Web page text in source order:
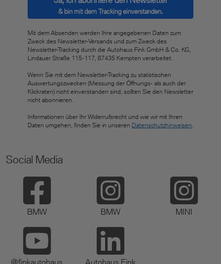
& bin mit dem Tracking einverstanden.
Mit dem Absenden werden Ihre angegebenen Daten zum
Zweck des Newsletter-Versands und zum Zweck des
Newsletter-Tracking durch die Autohaus Fink GmbH & Co. KG,
Lindauer Straße 115-117, 87435 Kempten verarbeitet.
Wenn Sie mit dem Newsletter-Tracking zu statistischen
Auswertungszwecken (Messung der Öffnungs- als auch der
Klickraten) nicht einverstanden sind, sollten Sie den Newsletter
nicht abonnieren.
Informationen über Ihr Widerrufsrecht und wie wir mit Ihren
Daten umgehen, finden Sie in unseren Datenschutzhinweisen.
Social Media
BMW BMW MINI
@finkautohaus Autohaus Fink